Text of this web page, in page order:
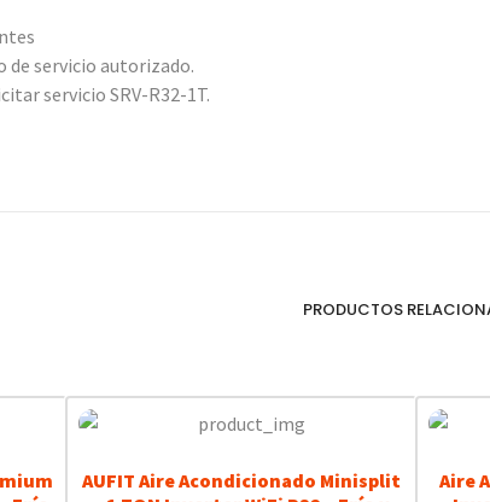
de servicio autorizado.
servicio SRV-R32-1T.
PRODUCTOS
AUFIT Aire Acondicionado Minisplit
Aire